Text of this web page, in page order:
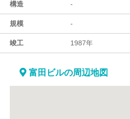
構造 -
規模 -
竣工 1987年
富田ビルの周辺地図